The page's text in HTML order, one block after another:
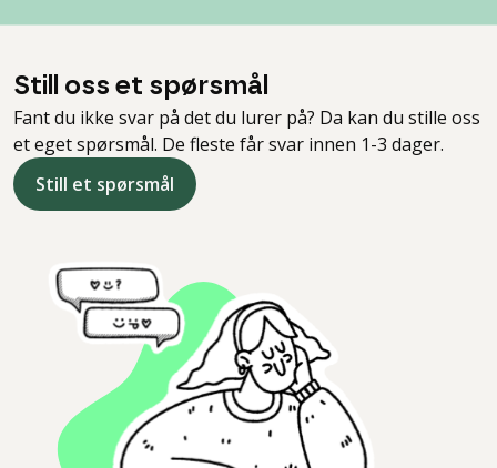
Still oss et spørsmål
Fant du ikke svar på det du lurer på? Da kan du stille oss
et eget spørsmål. De fleste får svar innen 1-3 dager.
Still et spørsmål